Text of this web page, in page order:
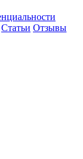
Статьи Отзывы